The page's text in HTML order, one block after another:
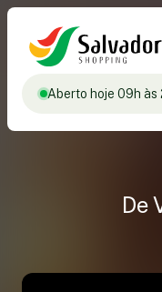
Aberto hoje 09h às
De